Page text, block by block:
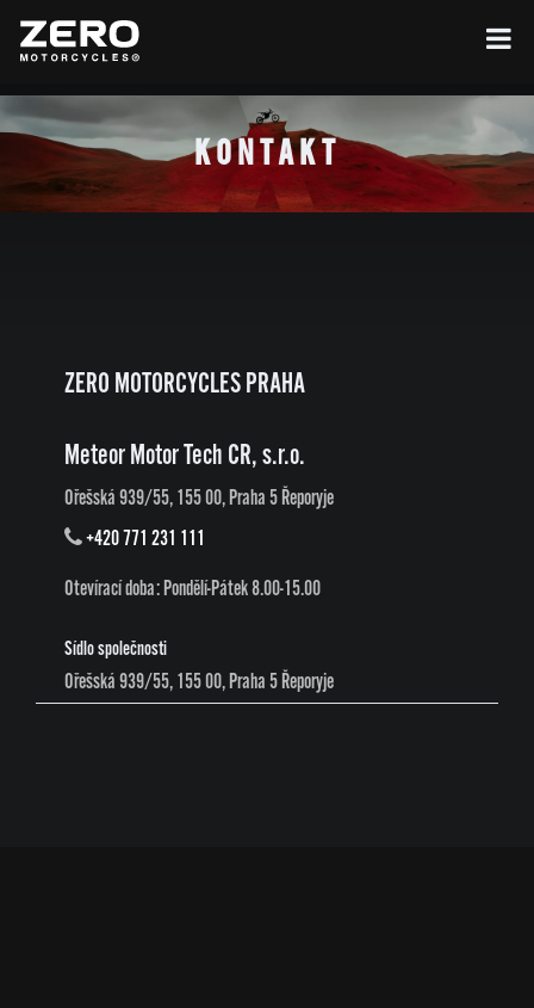
KONTAKT
−
ZERO MOTORCYCLES PRAHA
Meteor Motor Tech CR, s.r.o.
Ořešská 939/55, 155 00, Praha 5 Řeporyje
+420 771 231 111
Otevírací doba: Pondělí-Pátek 8.00-15.00
Sídlo společnosti
Ořešská 939/55, 155 00, Praha 5 Řeporyje